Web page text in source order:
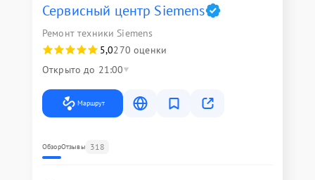
Сервисный центр Siemens
Ремонт техники Siemens
5,0270 оценки
Открыто до 21:00
Маршрут
ОбзорОтзывы 318